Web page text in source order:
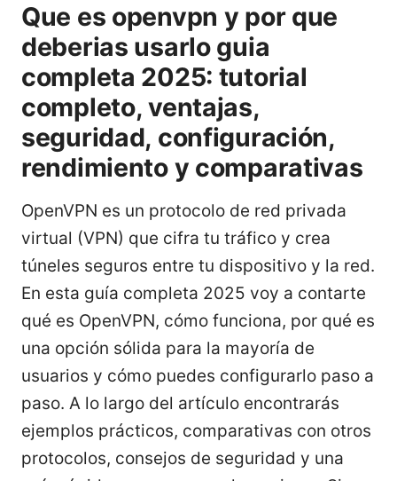
Que es openvpn y por que
deberias usarlo guia
completa 2025: tutorial
completo, ventajas,
seguridad, configuración,
rendimiento y comparativas
OpenVPN es un protocolo de red privada
virtual (VPN) que cifra tu tráfico y crea
túneles seguros entre tu dispositivo y la red.
En esta guía completa 2025 voy a contarte
qué es OpenVPN, cómo funciona, por qué es
una opción sólida para la mayoría de
usuarios y cómo puedes configurarlo paso a
paso. A lo largo del artículo encontrarás
ejemplos prácticos, comparativas con otros
protocolos, consejos de seguridad y una